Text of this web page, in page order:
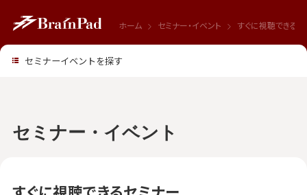
ホーム セミナー・イベント すぐに視聴できるセ
セミナー・イベント
セミナーイベントを探す